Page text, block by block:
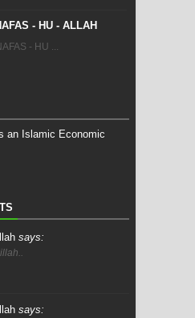
- HU - ALLAH
- HU ...
an Islamic Economic
says:
says: